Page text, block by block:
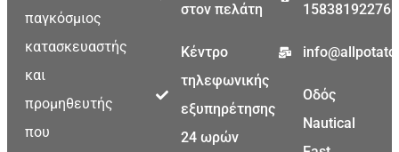
παγκόσμιος
κατασκευαστής
και
προμηθευτής
που
στον πελάτη
Κέντρο
τηλεφωνικής
εξυπηρέτησης
24 ωρών
15838192276
Οδός
Nautical